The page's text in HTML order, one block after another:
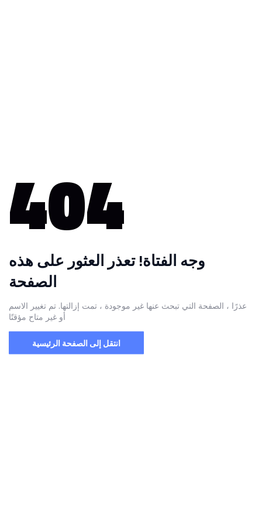
404
وجه الفتاة! تعذر العثور على هذه
الصفحة
عذرًا ، الصفحة التي تبحث عنها غير موجودة ، تمت إزالتها. تم تغيير الاسم
أو غير متاح مؤقتًا
انتقل إلى الصفحة الرئيسية